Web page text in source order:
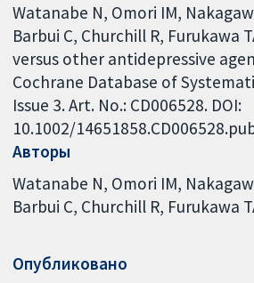
Watanabe N, Omori IM,
Barbui C, Churchill R, Furukawa
versus other antidepressive
Cochrane Database of
Issue 3. Art. No.: CD006528. DOI:
10.1002/
Авторы
Watanabe N Omori IM
Barbui C Churchill R Furukawa
Опубликовано